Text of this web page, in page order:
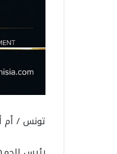
تونس / أم